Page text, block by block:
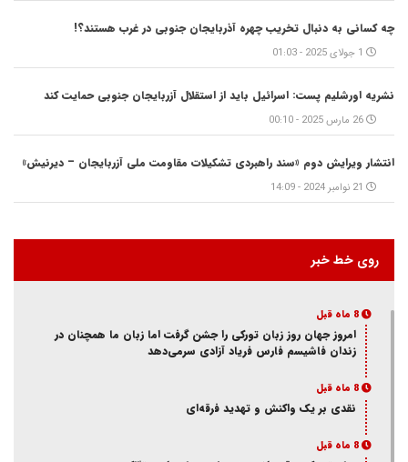
چه کسانی به دنبال تخریب چهره آذربایجان جنوبی در غرب هستند؟!
1 جولای 2025 - 01:03
نشریه اورشلیم پست: اسرائیل باید از استقلال آزربایجان جنوبی حمایت کند
26 مارس 2025 - 00:10
انتشار ویرایش دوم «سند راهبردی تشکیلات مقاومت ملی آزربایجان – دیرنیش»
21 نوامبر 2024 - 14:09
روی خط خبر
8 ماه قبل
امروز جهان روز زبان تورکی را جشن گرفت اما زبان ما همچنان در
زندان فاشیسم فارس فریاد آزادی سر‌می‌دهد
8 ماه قبل
نقدی بر یک واکنش و‌ تهدید فرقه‌ای
8 ماه قبل